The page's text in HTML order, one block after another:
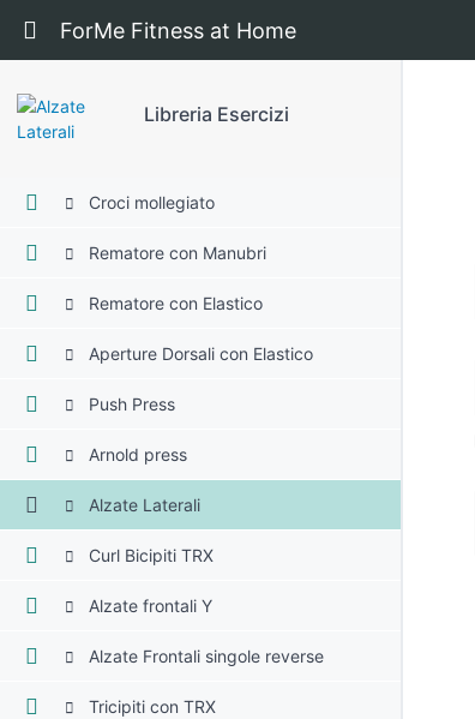
Ritorna a corso: Libreria Esercizi
ForMe Fitness at Home
Libreria Esercizi
Croci
Croci mollegiato
Rematore con Manubri
Rematore con Elastico
Aperture Dorsali con Elastico
Push Press
Arnold press
Alzate Laterali
Curl Bicipiti TRX
Alzate frontali Y
Alzate Frontali singole reverse
Tricipiti con TRX